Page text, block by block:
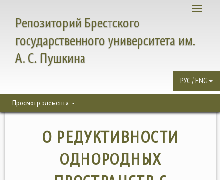
Toggle
Репозиторий Брестского
государственного университета им.
А. С. Пушкина
РУС / ENG
Просмотр элемента
О РЕДУКТИВНОСТИ
ОДНОРОДНЫХ